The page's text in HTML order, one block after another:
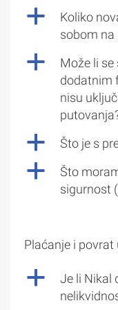
a
Koliko
sobom na
a
Može li
dodatnim
nisu
a Što je s
a
Što
sigurnost
Plaćanje i povrat
a
Je li Nikal